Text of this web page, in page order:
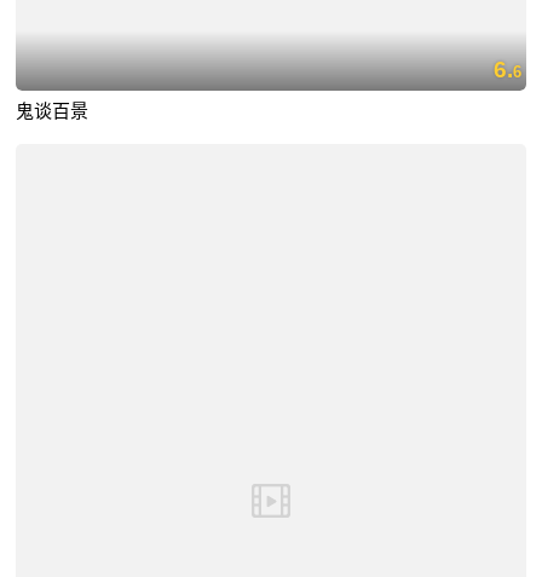
6.6
鬼谈百景